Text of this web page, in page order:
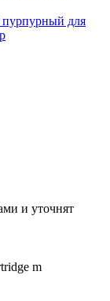
и уточнят
m